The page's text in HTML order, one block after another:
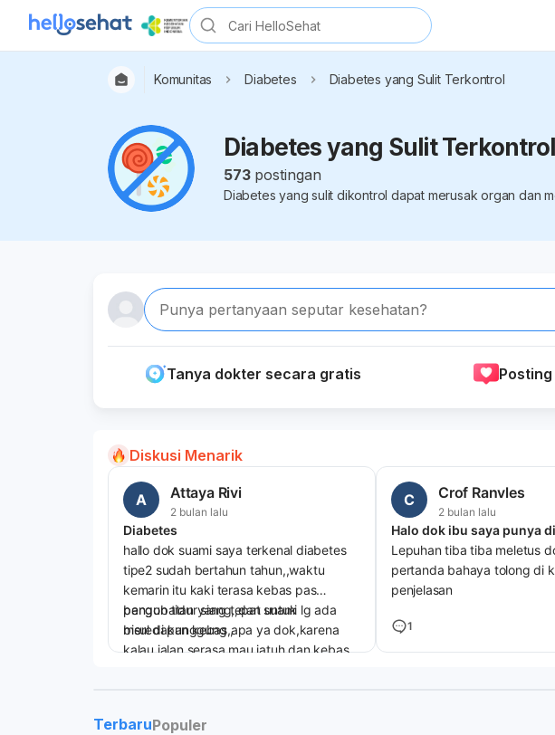
Komunitas Diabetes Diabetes yang Sulit Terkontrol
Diabetes yang Sulit Terkontrol
573 postingan
Diabetes yang sulit dikontrol dapat merusak organ dan
Punya pertanyaan seputar kesehatan?
Tanya dokter secara gratis
Diskusi Menarik
A Attaya Rivi
2 bulan lalu
Diabetes
hallo dok suami saya terkenal diabetes
tipe2 sudah bertahun tahun,,waktu
kemarin itu kaki terasa kebas pas
bangun tidur siang,,dan suami lg ada
bisul di punggung,,
pengobatan yang tepat untuk
meredakan kebas apa ya dok,karena
kalau jalan serasa mau jatuh,dan kebas
C Crof Ranvles
2 bulan lalu
Lepuhan tiba tiba meletus
pertanda bahaya tolong di
penjelasan
1
TerbaruPopuler